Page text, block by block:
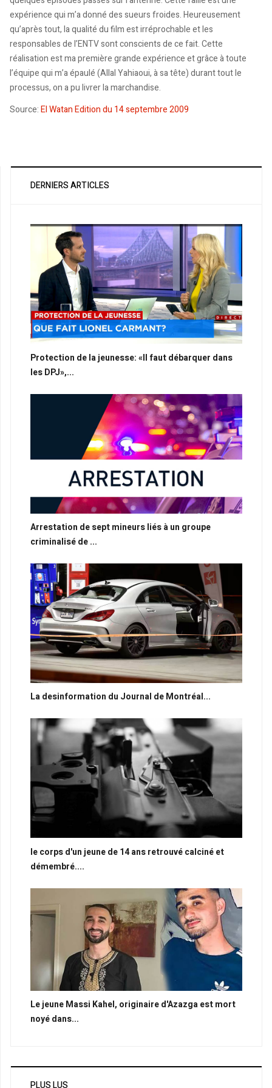
expérience qui m’a donné des sueurs froides. Heureusement
qu’après tout, la qualité du film est irréprochable et les
responsables de l’ENTV sont conscients de ce fait. Cette
réalisation est ma première grande expérience et grâce à toute
l’équipe qui m’a épaulé (Allal Yahiaoui, à sa tête) durant tout le
processus, on a pu livrer la marchandise.
Source:El Watan Edition du 14 septembre 2009
DERNIERS ARTICLES
Protection de la jeunesse: «Il faut débarquer dans
les DPJ»,...
Arrestation de sept mineurs liés à un groupe
criminalisé de ...
La desinformation du Journal de Montréal...
le corps d'un jeune de 14 ans retrouvé calciné et
démembré....
Le jeune Massi Kahel, originaire d'Azazga est mort
noyé dans...